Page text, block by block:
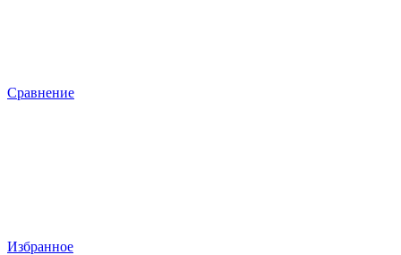
Сравнение
Избранное